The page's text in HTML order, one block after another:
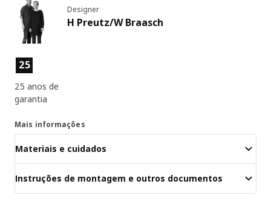
Designer
H Preutz/W Braasch
Características dos produtos
25
25 anos de
garantia
Mais informações
Materiais e cuidados
Instruções de montagem e outros documentos